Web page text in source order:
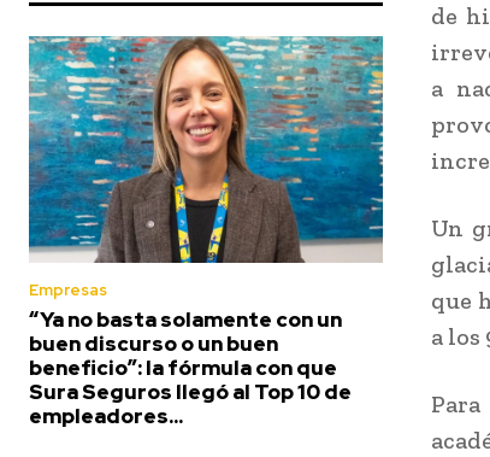
Empresas
“Ya no basta solamente con un
buen discurso o un buen
beneficio”: la fórmula con que
Sura Seguros llegó al Top 10 de
empleadores...
de
a
Un
que
a los